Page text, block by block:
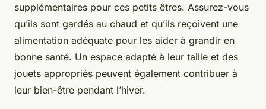
supplémentaires pour ces petits êtres. Assurez-vous
qu’ils sont gardés au chaud et qu’ils reçoivent une
alimentation adéquate pour les aider à grandir en
bonne santé. Un espace adapté à leur taille et des
jouets appropriés peuvent également contribuer à
leur bien-être pendant l’hiver.